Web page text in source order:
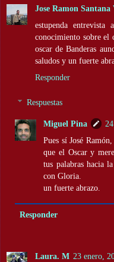
Jose Ramon Santana
estupenda
conocimiento sobre
oscar de Banderas
saludos y un fuerte
Responder
Respuestas
Miguel Pina
Pues sí José
que el Oscar y
tus palabras hacia
con Gloria.
un fuerte abrazo.
Responder
Laura. M 23 enero,